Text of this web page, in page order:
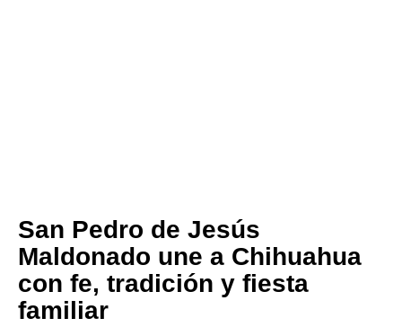
San Pedro de Jesús
Maldonado une a Chihuahua
con fe, tradición y fiesta
familiar